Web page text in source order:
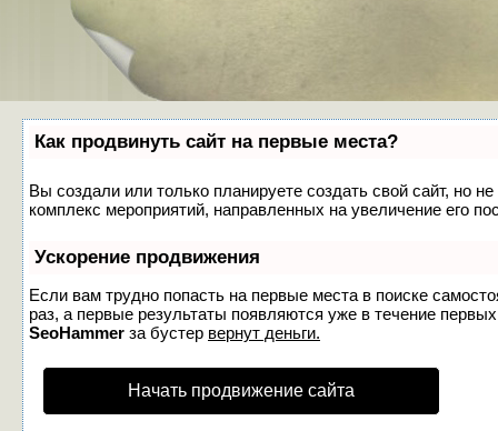
Как продвинуть сайт на первые места?
Вы создали или только планируете создать свой сайт, но
комплекс мероприятий, направленных на увеличение его
Ускорение продвижения
Если вам трудно попасть на первые места в поиске
раз, а первые результаты появляются уже в течение
SeoHammer за бустер вернут деньги.
Начать продвижение сайта